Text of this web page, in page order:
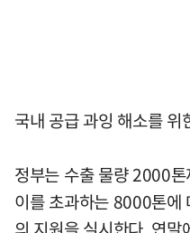
국내 공급 과잉 해소를
정부는 수출 물량 2000
이를 초과하는 8000톤에